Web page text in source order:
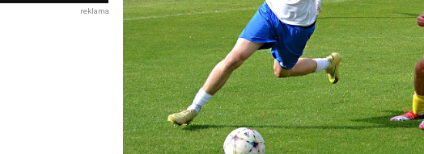
reklama